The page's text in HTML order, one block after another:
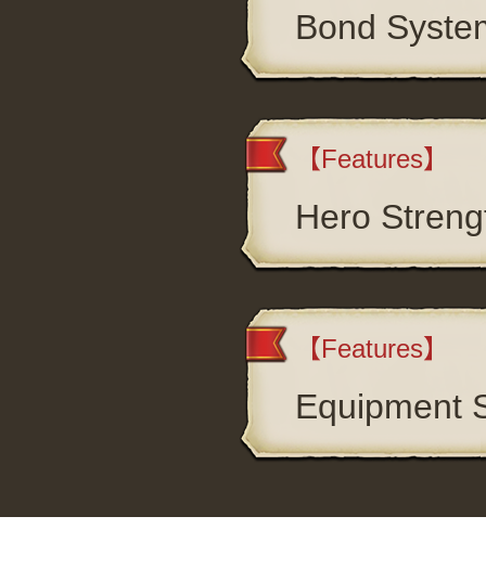
Bond
【Features】
Hero
【Features】
Equipment